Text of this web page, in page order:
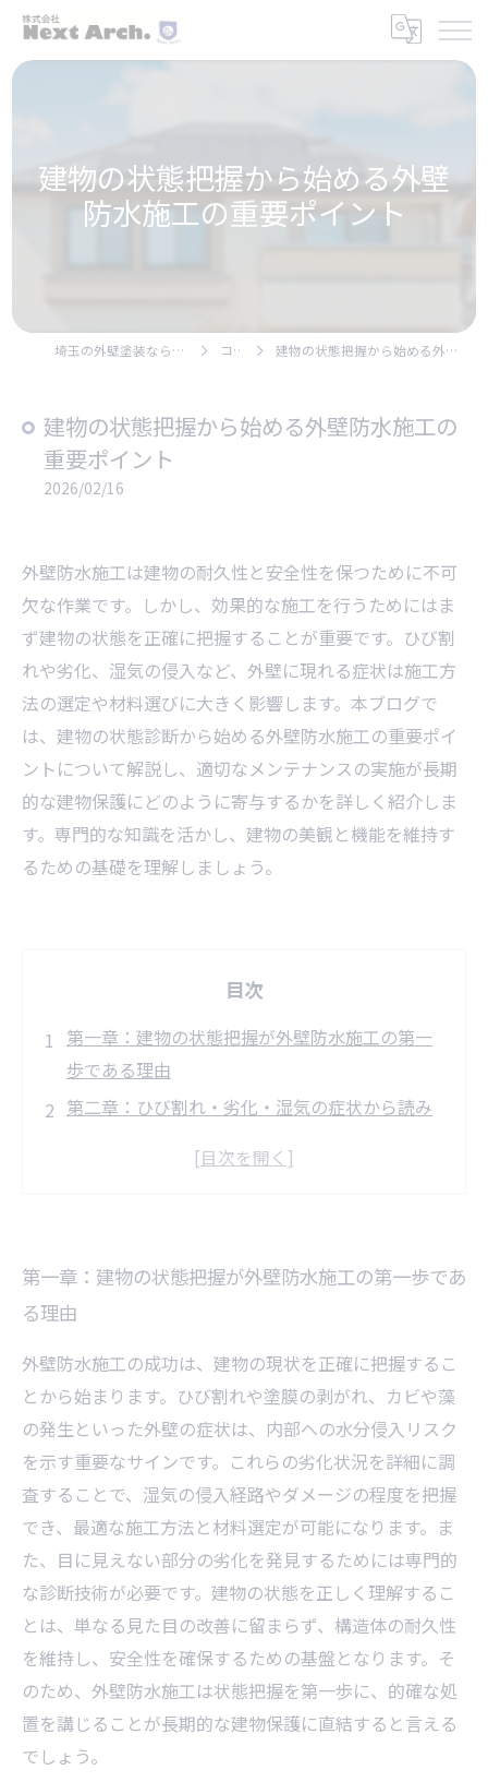
建物の状態把握から始める外壁
防水施工の重要ポイント
埼玉の外壁塗装なら株式会社Next Arch. コラム 建物の状態把握から始める外壁防水施工の重要ポイント
建物の状態把握から始める外壁防水施工の
重要ポイント
2026/02/16
外壁防水施工は建物の耐久性と安全性を保つために不可
欠な作業です。しかし、効果的な施工を行うためにはま
ず建物の状態を正確に把握することが重要です。ひび割
れや劣化、湿気の侵入など、外壁に現れる症状は施工方
法の選定や材料選びに大きく影響します。本ブログで
は、建物の状態診断から始める外壁防水施工の重要ポイ
ントについて解説し、適切なメンテナンスの実施が長期
的な建物保護にどのように寄与するかを詳しく紹介しま
す。専門的な知識を活かし、建物の美観と機能を維持す
るための基礎を理解しましょう。
目次
第一章：建物の状態把握が外壁防水施工の第一
歩である理由
第二章：ひび割れ・劣化・湿気の症状から読み
第三章：材料選定のポイントと外壁防水の成功
の解説
最終章：適切なメンテナンスで建物の耐久性を
長持ちさせる秘訣
建物の寿命を延ばす！外壁防水施工がもたらす
効果とは？
専門家が教える、外壁防水施工前に必ずチェッ
クすべき状態診断の方法
第一章：建物の状態把握が外壁防水施工の第一歩であ
る理由
外壁防水施工の成功は、建物の現状を正確に把握するこ
とから始まります。ひび割れや塗膜の剥がれ、カビや藻
の発生といった外壁の症状は、内部への水分侵入リスク
を示す重要なサインです。これらの劣化状況を詳細に調
査することで、湿気の侵入経路やダメージの程度を把握
でき、最適な施工方法と材料選定が可能になります。ま
た、目に見えない部分の劣化を発見するためには専門的
な診断技術が必要です。建物の状態を正しく理解するこ
とは、単なる見た目の改善に留まらず、構造体の耐久性
を維持し、安全性を確保するための基盤となります。そ
のため、外壁防水施工は状態把握を第一歩に、的確な処
置を講じることが長期的な建物保護に直結すると言える
でしょう。